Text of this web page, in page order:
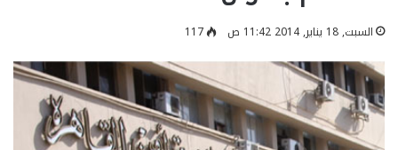
السبت, 18 يناير, 2014 11:42 ص 117